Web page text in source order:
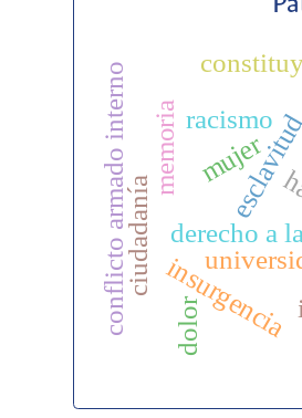
derecho a
ciudadanía
conflicto armado interno insurgencia
racismo
memoria mujer
dolor